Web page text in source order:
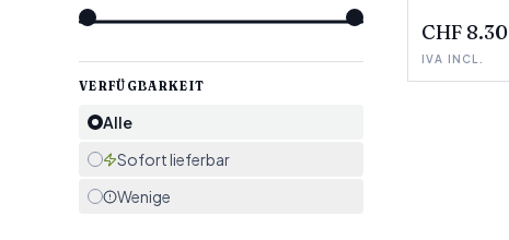
VERFÜGBARKEIT
Alle
Sofort lieferbar
Wenige
CHF 8.30
IVA INCL.